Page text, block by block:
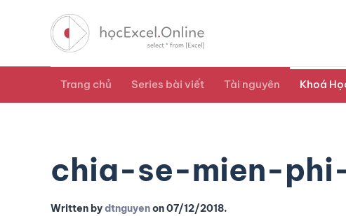
Trang chủ Series bài viết Tài nguyên Khoá
chia-se-mien-
Written bydtnguyenon07/12/2018.